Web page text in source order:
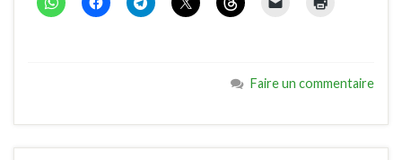
Faire un commentaire